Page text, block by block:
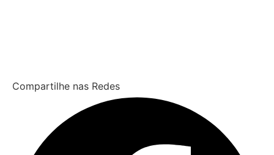
Compartilhe nas Redes